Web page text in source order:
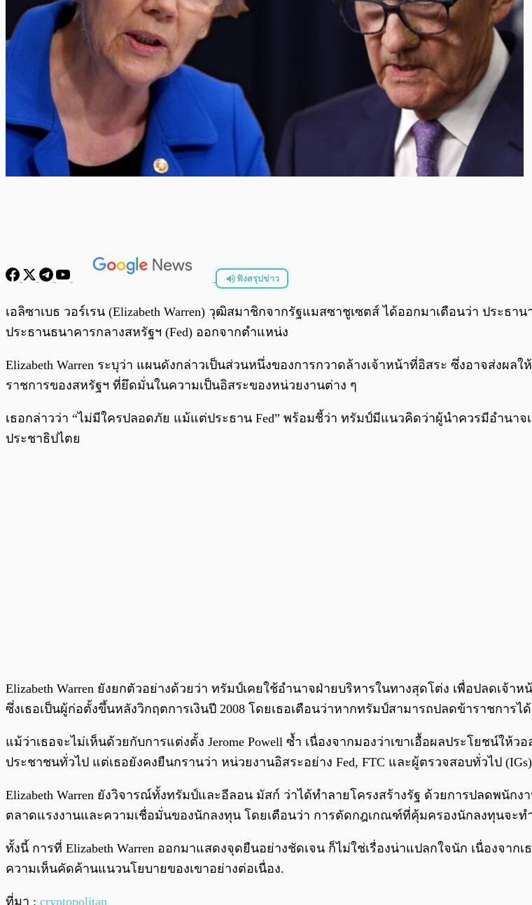
ฟังสรุปข่าว
เอลิซาเบธ วอร์เรน (Elizabeth Warren) วุฒิสมาชิกจากรัฐแมสซาชูเซตส์ ได้ออกมาเตือนว่า ประธ
ประธานธนาคารกลางสหรัฐฯ (Fed) ออกจากตำแหน่ง
Elizabeth Warren ระบุว่า แผนดังกล่าวเป็นส่วนหนึ่งของการกวาดล้างเจ้าหน้าที่อิสระ ซึ่งอาจส่งผ
ราชการของสหรัฐฯ ที่ยึดมั่นในความเป็นอิสระของหน่วยงานต่าง ๆ
เธอกล่าวว่า “ไม่มีใครปลอดภัย แม้แต่ประธาน Fed” พร้อมชี้ว่า ทรัมป์มีแนวคิดว่าผู้นำควรมีอำน
ประชาธิปไตย
Elizabeth Warren ยังยกตัวอย่างด้วยว่า ทรัมป์เคยใช้อำนาจฝ่ายบริหารในทางสุดโต่ง เพื่อปลดเจ้
ซึ่งเธอเป็นผู้ก่อตั้งขึ้นหลังวิกฤตการเงินปี 2008 โดยเธอเตือนว่าหากทรัมป์สามารถปลดข้าราชการ
แม้ว่าเธอจะไม่เห็นด้วยกับการแต่งตั้ง Jerome Powell ซ้ำ เนื่องจากมองว่าเขาเอื้อผลประโยชน์ใ
ประชาชนทั่วไป แต่เธอยังคงยืนกรานว่า หน่วยงานอิสระอย่าง Fed, FTC และผู้ตรวจสอบทั่วไป
Elizabeth Warren ยังวิจารณ์ทั้งทรัมป์และอีลอน มัสก์ ว่าได้ทำลายโครงสร้างรัฐ ด้วยการปลดพนั
ตลาดแรงงานและความเชื่อมั่นของนักลงทุน โดยเตือนว่า การตัดกฎเกณฑ์ที่คุ้มครองนักลงทุนจะท
ทั้งนี้ การที่ Elizabeth Warren ออกมาแสดงจุดยืนอย่างชัดเจน ก็ไม่ใช่เรื่องน่าแปลกใจนัก เนื่องจ
ความเห็นคัดค้านแนวนโยบายของเขาอย่างต่อเนื่อง.
ที่มา : cryptopolitan